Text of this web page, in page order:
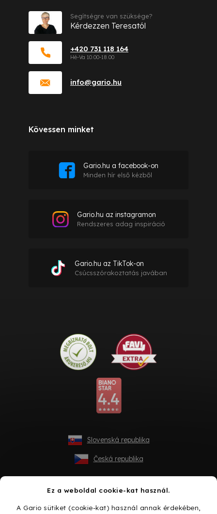
Ez a weboldal cookie-kat használ.
A Gario sütiket (cookie-kat) használ annak érdekében,
info@gario.hu
+420 731 118 164
Segítségre van szüksége?
Kérdezzen Teresatól
Kövessen minket
Gario.hu a facebook-on
Minden hír első kézből
Gario.hu az instagramon
Rendszeres adag inspiráció
Gario.hu az TikTok-on
Csúcsszórakoztatás javában
Slovenská republika
Česká republika